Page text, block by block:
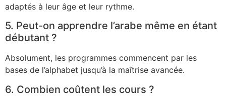
adaptés à leur âge et leur rythme.
5. Peut-on apprendre l’arabe même en étant
débutant ?
Absolument, les programmes commencent par les
bases de l’alphabet jusqu’à la maîtrise avancée.
6. Combien coûtent les cours ?